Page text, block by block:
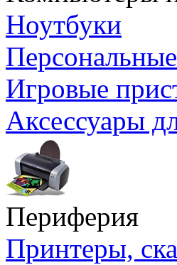
Ноутбуки
Игровые
Аксессуары
Периферия
Принтеры,